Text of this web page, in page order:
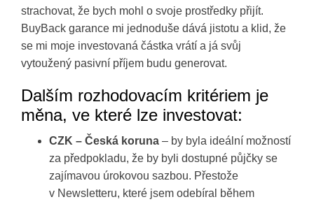
strachovat, že bych mohl o svoje prostředky přijít.
BuyBack garance mi jednoduše dává jistotu a klid, že
se mi moje investovaná částka vrátí a já svůj
vytoužený pasivní příjem budu generovat.
Dalším rozhodovacím kritériem je
měna, ve které lze investovat:
CZK – Česká koruna – by byla ideální možností
za předpokladu, že by byli dostupné půjčky se
zajímavou úrokovou sazbou. Přestože
v Newsletteru, které jsem odebíral během